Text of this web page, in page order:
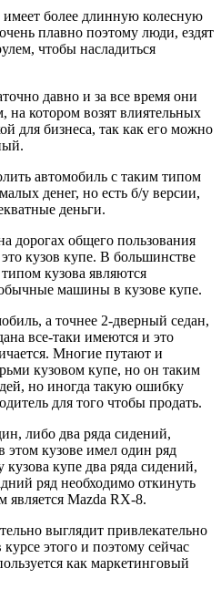
имеет более длинную колесную
плавно поэтому люди, ездят
чтобы насладиться
давно и за все время они
на котором возят влиятельных
для бизнеса, так как его можно
автомобиль с таким типом
денег, но есть б/у версии,
деньги.
дорогах общего пользования
кузов купе. В большинстве
кузова являются
машины в кузове купе.
а точнее 2-дверный седан,
все-таки имеются и это
Многие путают и
кузовом купе, но он таким
но иногда такую ошибку
для того чтобы продать.
либо два ряда сидений,
кузове имел один ряд
купе два ряда сидений,
ряд необходимо откинуть
является Mazda RX-8.
выглядит привлекательно
этого и поэтому сейчас
как маркетинговый